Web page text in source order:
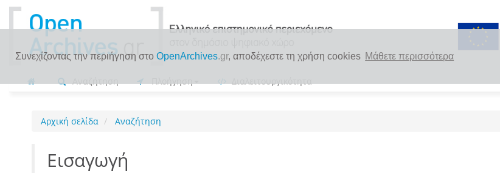
Συνεχίζοντας την περιήγηση στο OpenArchives.gr, αποδέχεστε τη χρήση cookies Μάθετε περισσότερα
Αναζήτηση Πλοήγηση Διαλειτουργικότητα
Αρχική σελίδα Αναζήτηση
Εισαγωγή